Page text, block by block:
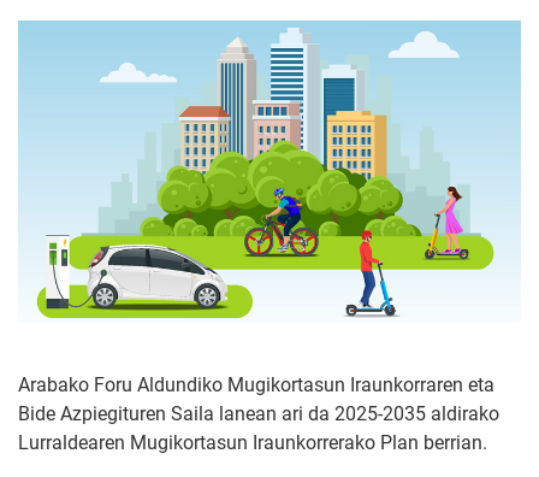
Arabako Foru Aldundiko Mugikortasun Iraunkorraren eta
Bide Azpiegituren Saila lanean ari da 2025-2035 aldirako
Lurraldearen Mugikortasun Iraunkorrerako Plan berrian.